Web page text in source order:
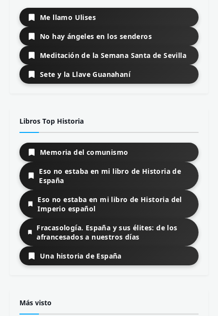
Me llamo Ulises
No hay ángeles en los senderos
Meditación de la Semana Santa de Sevilla
Sete y la Llave Guanahaní
Libros Top Historia
Memoria del comunismo
Eso no estaba en mi libro de Historia de
España
Eso no estaba en mi libro de Historia del
Imperio español
Fracasología. España y sus élites: de los
afrancesados a nuestros días
Una historia de España
Más visto